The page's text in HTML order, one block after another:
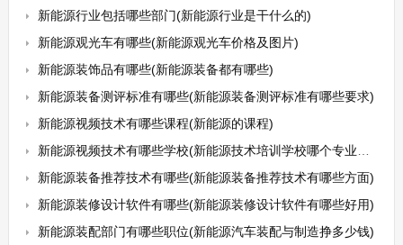
新能源行业包括哪些部门(新能源行业是干什么的)
新能源观光车有哪些(新能源观光车价格及图片)
新能源装饰品有哪些(新能源装备都有哪些)
新能源装备测评标准有哪些(新能源装备测评标准有哪些要求)
新能源视频技术有哪些课程(新能源的课程)
新能源视频技术有哪些学校(新能源技术培训学校哪个专业最好)
新能源装备推荐技术有哪些(新能源装备推荐技术有哪些方面)
新能源装修设计软件有哪些(新能源装修设计软件有哪些好用)
新能源装配部门有哪些职位(新能源汽车装配与制造挣多少钱)